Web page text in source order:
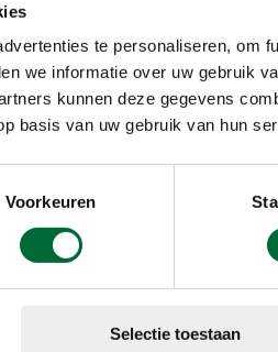
te personaliseren, om
we informatie over uw gebruik
kunnen deze gegevens
basis van uw gebruik van hun
Voorkeuren
Selectie toestaan
op
dat
wijst